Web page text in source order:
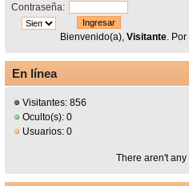
Contraseña:
Bienvenido(a), Visitante. Por
En línea
Visitantes: 856
Oculto(s): 0
Usuarios: 0
There aren't